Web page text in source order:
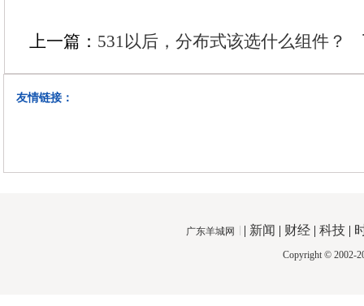
上一篇： 531以后，分布式该选什么组件？
友情链接：
广东羊城网 | 新闻 | 财经 | 科技 |
Copyright © 2002-